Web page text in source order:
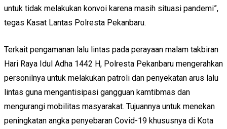
untuk tidak melakukan konvoi karena masih situasi pandemi”,
tegas Kasat Lantas Polresta Pekanbaru.
Terkait pengamanan lalu lintas pada perayaan malam takbiran
Hari Raya Idul Adha 1442 H, Polresta Pekanbaru mengerahkan
personilnya untuk melakukan patroli dan penyekatan arus lalu
lintas guna mengantisipasi gangguan kamtibmas dan
mengurangi mobilitas masyarakat. Tujuannya untuk menekan
peningkatan angka penyebaran Covid-19 khususnya di Kota